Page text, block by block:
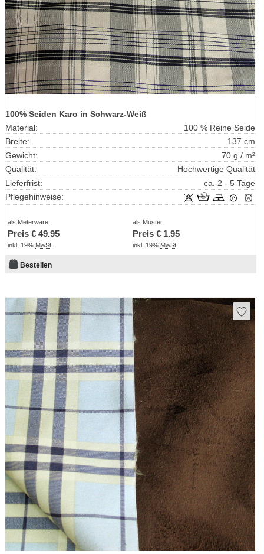
100% Seiden Karo in Schwarz-Weiß
Material:
100 % Reine Seide
Breite:
137 cm
Gewicht:
70 g / m²
Qualität:
Hochwertige Qualität
Lieferfrist:
ca. 2 - 5 Tage
Pflegehinweise:
als Meterware
Preis € 49.95
inkl. 19% MwSt
als Muster
Preis € 1.95
inkl. 19% MwSt
Bestellen